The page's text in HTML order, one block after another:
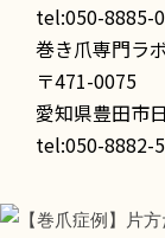
tel:050-8885-
巻き爪専門ラ
〒471-0075
愛知県豊田市
tel:050-8882-